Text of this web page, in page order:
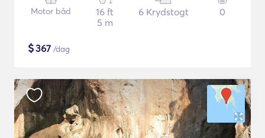
Motor båd
16 ft
5 m
6 Krydstogt 0
$367 /dag